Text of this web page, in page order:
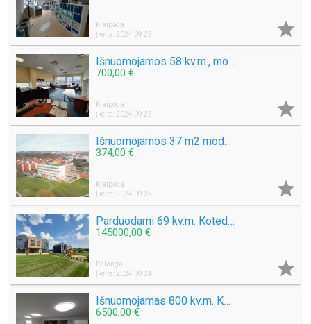
Klaipėda
Įkelta: 2024 09 25

Išnuomojamos 58 kv.m., modernios biuro patalpos centre Klaipėdoje, Danės g.
700,00 €
Klaipėda
Įkelta: 2024 09 25

Išnuomojamos 37 m2 modernios biuro patalpos Klaipėdoje, Danės g.
374,00 €
Klaipėda
Įkelta: 2024 09 25

Parduodami 69 kv.m. Kotedžai Monciškėse Baltų g. A++ klasė.
145000,00 €
Palanga
Įkelta: 2024 09 24

Išnuomojamas 800 kv.m. Komercinis pastatas Klaipėdos centre Priestočio g.
6500,00 €